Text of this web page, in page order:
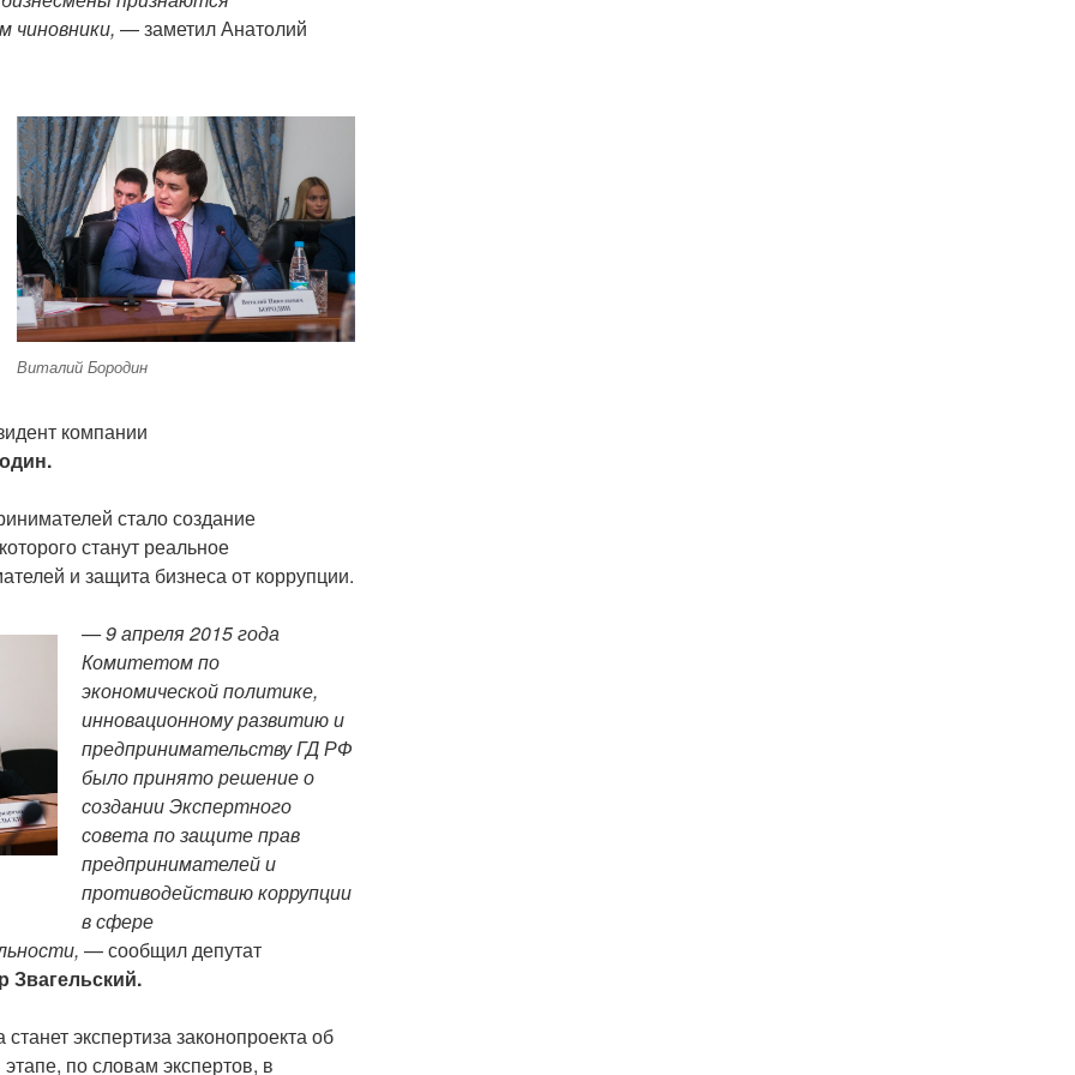
чиновники, — заметил Анатолий
Виталий Бородин
компании
стало создание
станут реальное
и защита бизнеса от коррупции.
— 9 апреля 2015 года
Комитетом по
экономической политике,
инновационному развитию и
предпринимательству ГД РФ
было принято решение о
создании Экспертного
совета по защите прав
предпринимателей и
противодействию коррупции
в сфере
— сообщил депутат
Звагельский.
экспертиза законопроекта об
по словам экспертов, в